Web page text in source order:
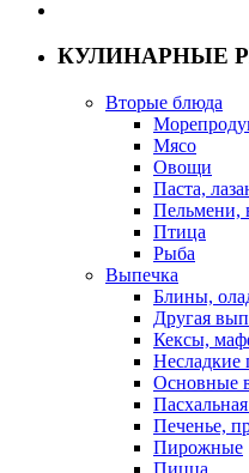
КУЛИНАРНЫЕ
Вторые блюда
Мясо
Овощи
Паста,
Пельмени,
Птица
Рыба
Выпечка
Блины,
Другая
Кексы,
Несладкие
Основные
Печенье,
Пирожные